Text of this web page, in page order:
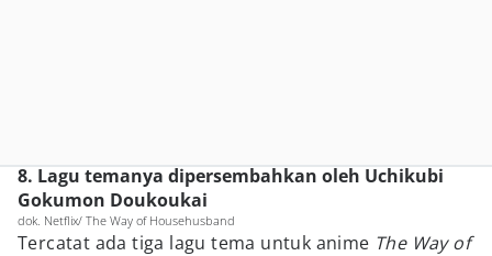
8. Lagu temanya dipersembahkan oleh Uchikubi
Gokumon Doukoukai
dok. Netflix/ The Way of Househusband
Tercatat ada tiga lagu tema untuk anime The Way of